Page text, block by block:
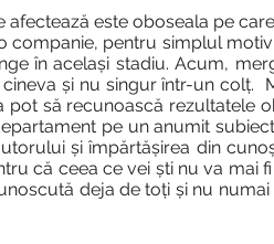
afectează este oboseala pe
companie, pentru simplul
în același stadiu. Acum,
și nu singur într-un colț.
pot să recunoască rezultatele
pe un anumit
și împărtășirea din
că ceea ce vei ști nu va mai
deja de toți și nu